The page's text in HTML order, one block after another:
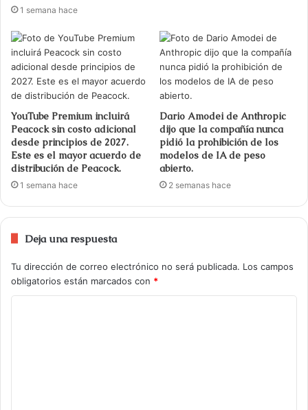
1 semana hace
YouTube Premium incluirá
Peacock sin costo adicional
desde principios de 2027.
Este es el mayor acuerdo de
distribución de Peacock.
1 semana hace
Dario Amodei de Anthropic
dijo que la compañía nunca
pidió la prohibición de los
modelos de IA de peso
abierto.
2 semanas hace
Deja una respuesta
Tu dirección de correo electrónico no será publicada. Los campos
obligatorios están marcados con *